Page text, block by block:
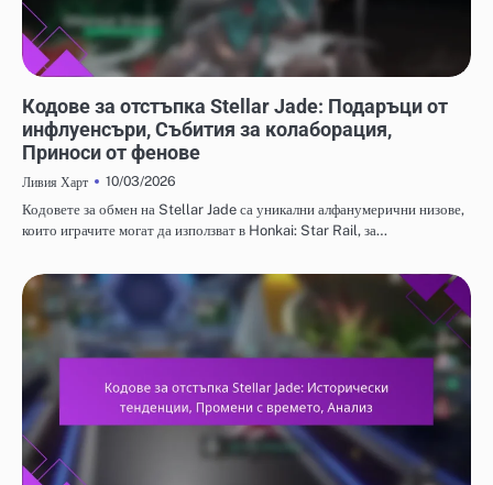
Кодове за отстъпка Stellar Jade: Подаръци от
инфлуенсъри, Събития за колаборация,
Приноси от фенове
Ливия Харт
10/03/2026
Кодовете за обмен на Stellar Jade са уникални алфанумерични низове,
които играчите могат да използват в Honkai: Star Rail, за…